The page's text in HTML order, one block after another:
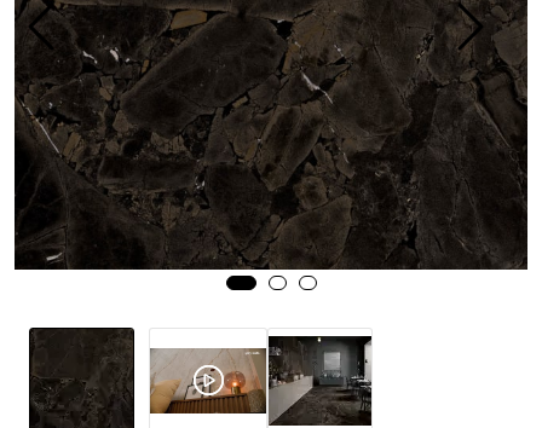
Prosjekt
Still et spørsmål
Favoritter (0)
Min side
Logg inn